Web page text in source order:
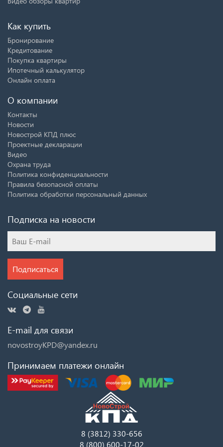
Как купить
Бронирование
Кредитование
Покупка квартиры
Ипотечный калькулятор
Онлайн оплата
О компании
Контакты
Новости
Новострой КПД плюс
Проектные декларации
Видео
Охрана труда
Политика конфиденциальности
Правила безопасной оплаты
Политика обработки персональный данных
Подписка на новости
Подписаться
Социальные сети
E-mail для связи
novostroyKPD@yandex.ru
Принимаем платежи онлайн
8 (3812) 330-656
8 (800) 600-17-02